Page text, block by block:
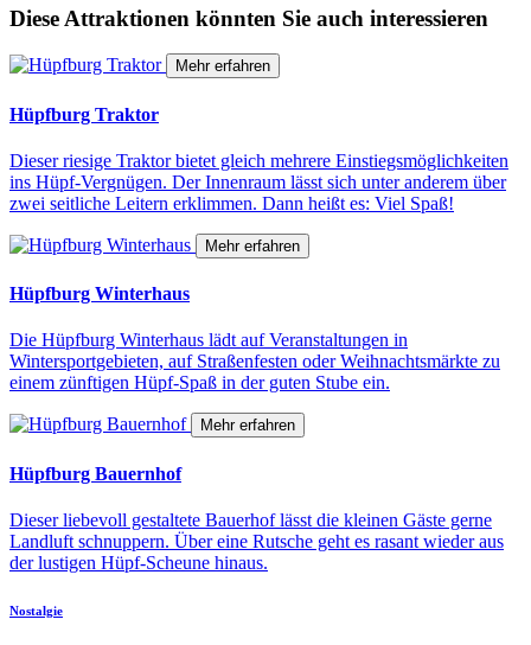
Diese Attraktionen könnten Sie auch interessieren
Mehr erfahren
Hüpfburg Traktor
Dieser riesige Traktor bietet gleich mehrere Einstiegsmöglichkeiten
ins Hüpf-Vergnügen. Der Innenraum lässt sich unter anderem über
zwei seitliche Leitern erklimmen. Dann heißt es: Viel Spaß!
Mehr erfahren
Hüpfburg Winterhaus
Die Hüpfburg Winterhaus lädt auf Veranstaltungen in
Wintersportgebieten, auf Straßenfesten oder Weihnachtsmärkte zu
einem zünftigen Hüpf-Spaß in der guten Stube ein.
Mehr erfahren
Hüpfburg Bauernhof
Dieser liebevoll gestaltete Bauerhof lässt die kleinen Gäste gerne
Landluft schnuppern. Über eine Rutsche geht es rasant wieder aus
der lustigen Hüpf-Scheune hinaus.
Nostalgie